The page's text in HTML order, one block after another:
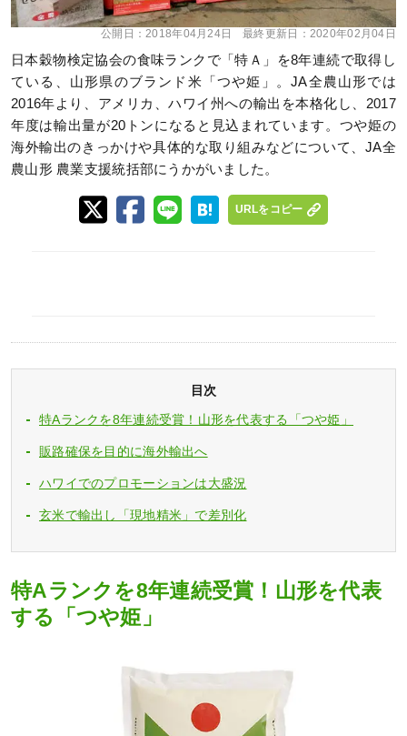
公開日：2018年04月24日 最終更新日： 2020年02月04日
日本穀物検定協会の食味ランクで「特Ａ」を8年連続で取得し
ている、山形県のブランド米「つや姫」。JA全農山形では
2016年より、アメリカ、ハワイ州への輸出を本格化し、2017
年度は輸出量が20トンになると見込まれています。つや姫の
海外輸出のきっかけや具体的な取り組みなどについて、JA全
農山形 農業支援統括部にうかがいました。
URLをコピー
目次
特Aランクを8年連続受賞！山形を代表する「つや姫」
販路確保を目的に海外輸出へ
ハワイでのプロモーションは大盛況
玄米で輸出し「現地精米」で差別化
特Aランクを8年連続受賞！山形を代表
する「つや姫」